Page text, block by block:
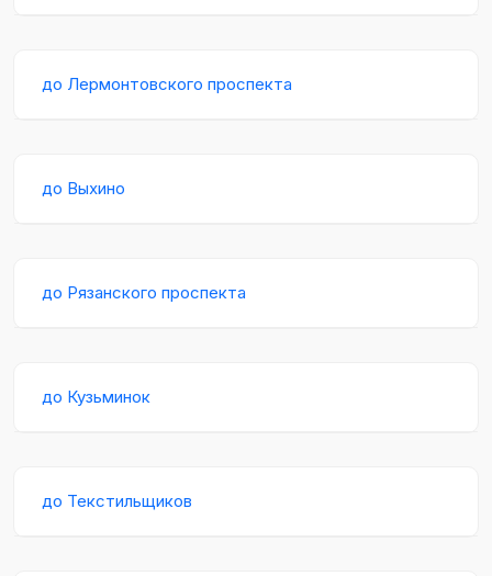
до Лермонтовского проспекта
до Выхино
до Рязанского проспекта
до Кузьминок
до Текстильщиков